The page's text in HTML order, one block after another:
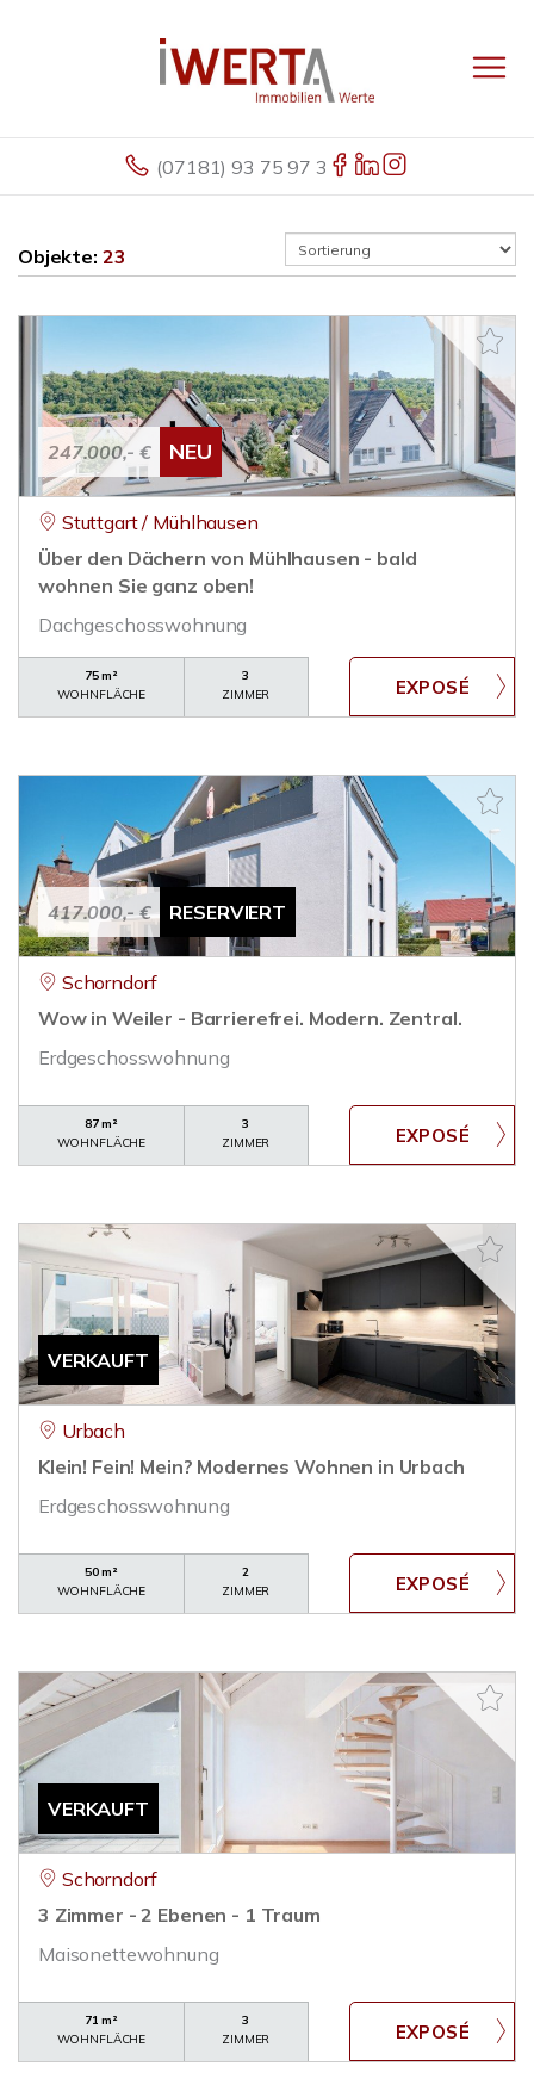
(07181) 93 75 97 3
Objekte: 23
247.000,- € NEU
Stuttgart / Mühlhausen
Über den Dächern von Mühlhausen - bald
wohnen Sie ganz oben!
Dachgeschosswohnung
75 m²
WOHNFLÄCHE
3
ZIMMER
417.000,- € RESERVIERT
Schorndorf
Wow in Weiler - Barrierefrei. Modern. Zentral.
Erdgeschosswohnung
87 m²
WOHNFLÄCHE
3
ZIMMER
VERKAUFT
Urbach
Klein! Fein! Mein? Modernes Wohnen in Urbach
Erdgeschosswohnung
50 m²
WOHNFLÄCHE
2
ZIMMER
VERKAUFT
Schorndorf
3 Zimmer - 2 Ebenen - 1 Traum
Maisonettewohnung
71 m²
WOHNFLÄCHE
3
ZIMMER